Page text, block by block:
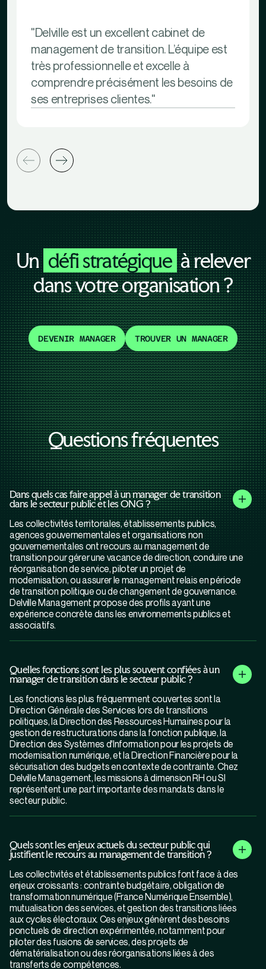
"Delville est un excellent cabinet de
management de transition. L’équipe est
très professionnelle et excelle à
comprendre précisément les besoins de
ses entreprises clientes."
Un défi stratégique à relever
dans votre organisation ?
DEVENIR MANAGER TROUVER UN MANAGER
Questions fréquentes
Dans quels cas faire appel à un manager de transition
dans le secteur public et les ONG ?
Les collectivités territoriales, établissements publics,
agences gouvernementales et organisations non
gouvernementales ont recours au management de
transition pour gérer une vacance de direction, conduire une
réorganisation de service, piloter un projet de
modernisation, ou assurer le management relais en période
de transition politique ou de changement de gouvernance.
Delville Management propose des profils ayant une
expérience concrète dans les environnements publics et
associatifs.
Quelles fonctions sont les plus souvent confiées à un
manager de transition dans le secteur public ?
Les fonctions les plus fréquemment couvertes sont la
Direction Générale des Services lors de transitions
politiques, la Direction des Ressources Humaines pour la
gestion de restructurations dans la fonction publique, la
Direction des Systèmes d'Information pour les projets de
modernisation numérique, et la Direction Financière pour la
sécurisation des budgets en contexte de contrainte. Chez
Delville Management, les missions à dimension RH ou SI
représentent une part importante des mandats dans le
secteur public.
Quels sont les enjeux actuels du secteur public qui
justifient le recours au management de transition ?
Les collectivités et établissements publics font face à des
enjeux croissants : contrainte budgétaire, obligation de
transformation numérique (France Numérique Ensemble),
mutualisation des services, et gestion des transitions liées
aux cycles électoraux. Ces enjeux génèrent des besoins
ponctuels de direction expérimentée, notamment pour
piloter des fusions de services, des projets de
dématérialisation ou des réorganisations liées à des
transferts de compétences.